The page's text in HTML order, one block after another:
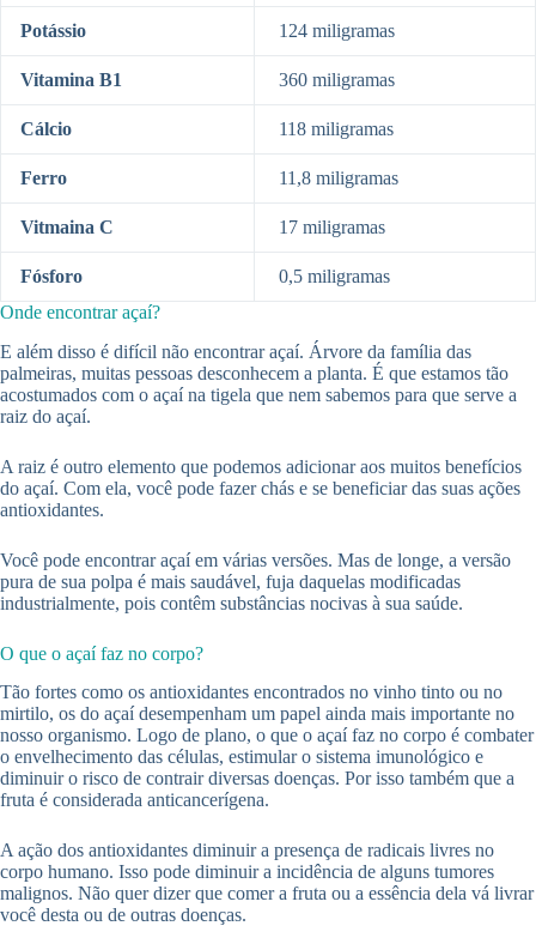
Potássio 124 miligramas
Vitamina B1 360 miligramas
Cálcio 118 miligramas
Ferro 11,8 miligramas
Vitmaina C 17 miligramas
Fósforo
0,5 miligramas
Onde encontrar açaí?
E além disso é difícil não encontrar açaí. Árvore da família das
palmeiras, muitas pessoas desconhecem a planta. É que estamos tão
acostumados com o açaí na tigela que nem sabemos para que serve a
raiz do açaí.
A raiz é outro elemento que podemos adicionar aos muitos benefícios
do açaí. Com ela, você pode fazer chás e se beneficiar das suas ações
antioxidantes.
Você pode encontrar açaí em várias versões. Mas de longe, a versão
pura de sua polpa é mais saudável, fuja daquelas modificadas
industrialmente, pois contêm substâncias nocivas à sua saúde.
O que o açaí faz no corpo?
Tão fortes como os antioxidantes encontrados no vinho tinto ou no
mirtilo, os do açaí desempenham um papel ainda mais importante no
nosso organismo. Logo de plano, o que o açaí faz no corpo é combater
o envelhecimento das células, estimular o sistema imunológico e
diminuir o risco de contrair diversas doenças. Por isso também que a
fruta é considerada anticancerígena.
A ação dos antioxidantes diminuir a presença de radicais livres no
corpo humano. Isso pode diminuir a incidência de alguns tumores
malignos. Não quer dizer que comer a fruta ou a essência dela vá livrar
você desta ou de outras doenças.